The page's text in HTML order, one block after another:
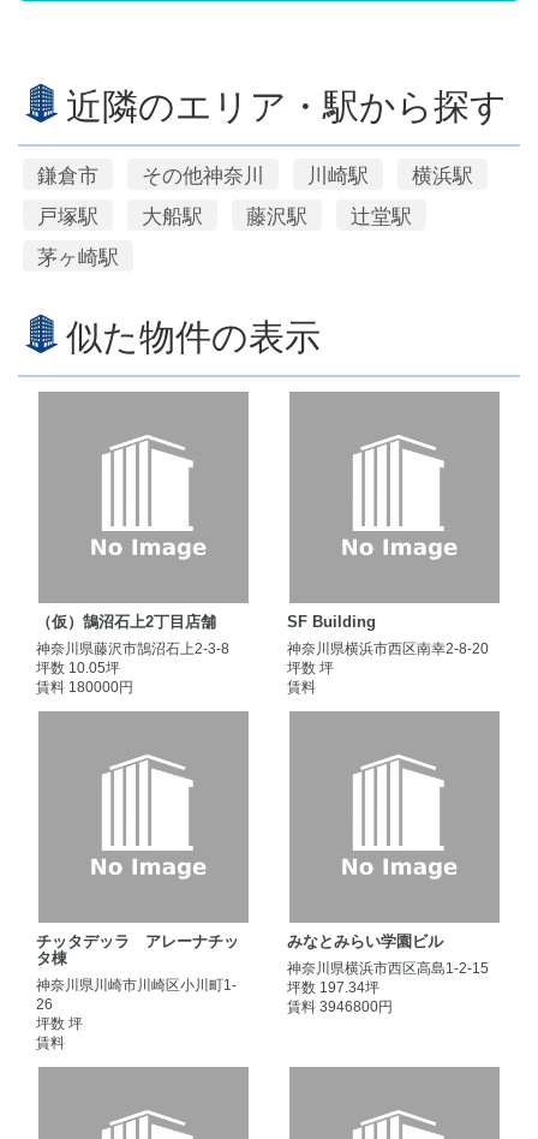
近隣のエリア・駅から探す
鎌倉市 その他神奈川 川崎駅
横浜駅
戸塚駅
大船駅 藤沢駅
辻堂駅
茅ヶ崎駅
似た物件の表示
（仮）鵠沼石上2丁目店舗
神奈川県藤沢市鵠沼石上2-3-8
坪数 10.05坪
賃料 180000円
SF Building
神奈川県横浜市西区南幸2-8-20
坪数 坪
賃料
チッタデッラ アレーナチッ
タ棟
神奈川県川崎市川崎区小川町1-
26
坪数 坪
賃料
みなとみらい学園ビル
神奈川県横浜市西区高島1-2-15
坪数 197.34坪
賃料 3946800円